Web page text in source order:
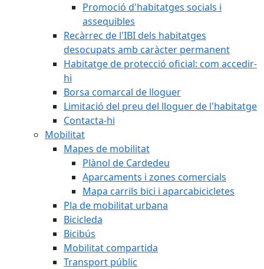
Promoció d'habitatges socials i
assequibles
Recàrrec de l'IBI dels habitatges
desocupats amb caràcter permanent
Habitatge de protecció oficial: com accedir-
hi
Borsa comarcal de lloguer
Limitació del preu del lloguer de l'habitatge
Contacta-hi
Mobilitat
Mapes de mobilitat
Plànol de Cardedeu
Aparcaments i zones comercials
Mapa carrils bici i aparcabicicletes
Pla de mobilitat urbana
Bicicleda
Bicibús
Mobilitat compartida
Transport públic